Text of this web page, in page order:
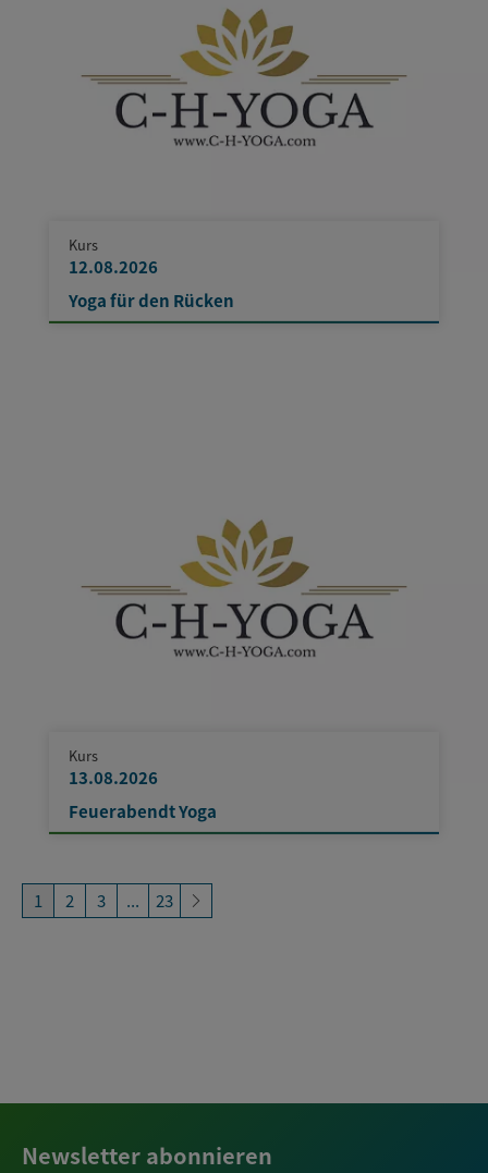
Kurs
12.08.2026
Yoga für den Rücken
Kurs
13.08.2026
Feuerabendt Yoga
1 2 3 ... 23
Newsletter abonnieren